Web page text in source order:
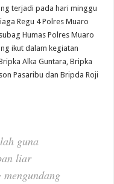
terjadi pada hari minggu
Regu 4 Polres Muaro
Humas Polres Muaro
ikut dalam kegiatan
Alka Guntara, Bripka
Pasaribu dan Bripda Roji
guna
liar